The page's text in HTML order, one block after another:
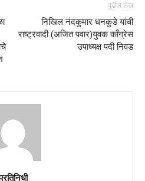
पुढील लेख
निखिल नंदकुमार धनकुडे यांची
राष्ट्रवादी (अजित पवार)युवक काँग्रेस
उपाध्यक्ष पदी निवड